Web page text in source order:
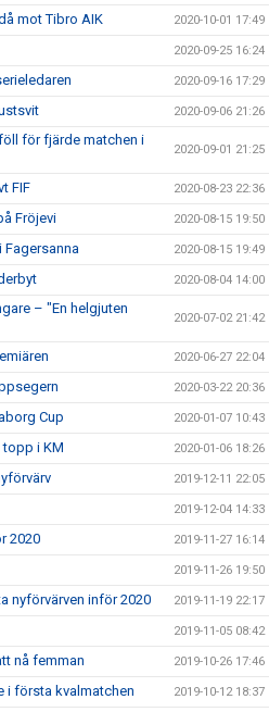
mot Tibro AIK 2020-10-01 17:49
2020-09-25 16:24
2020-09-16 17:29
2020-09-06 21:26
för fjärde matchen i
2020-09-01 21:25
FIF 2020-08-23 22:36
Fröjevi 2020-08-15 19:50
Fagersanna 2020-08-15 19:49
2020-08-04 14:00
– "En helgjuten
2020-07-02 21:42
2020-06-27 22:04
2020-03-22 20:36
Cup 2020-01-07 10:43
i KM 2020-01-06 18:26
2019-12-11 22:05
2019-12-04 14:33
2020 2019-11-27 16:14
2019-11-26 19:50
nyförvärven inför 2020 2019-11-19 22:17
2019-11-05 08:42
nå femman 2019-10-26 17:46
i första kvalmatchen 2019-10-12 18:37